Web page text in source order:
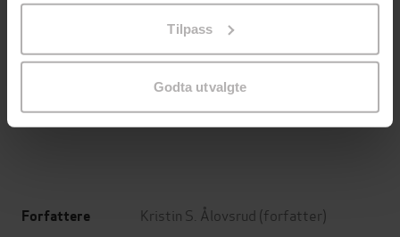
Tilpass
Godta utvalgte
199,-
EBOK
349,-
EBOK
Forfattere Kristin S. Ålovsrud (forfatter)